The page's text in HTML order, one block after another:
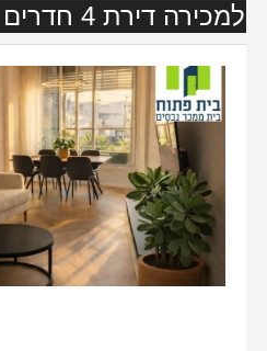
למכירה דירת 4 חדרים ליד הים בנחום הנביא